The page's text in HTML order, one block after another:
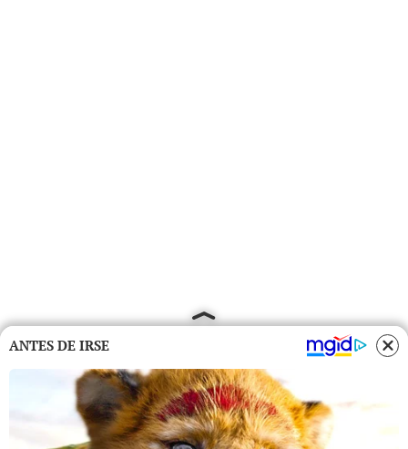
ANTES DE IRSE